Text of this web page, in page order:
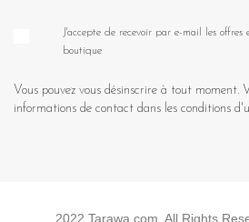
J'accepte de recevoir par e-mail les offres
boutique
Vous pouvez vous désinscrire à tout moment.
informations de contact dans les conditions
2022 Tarawa.com. All Rights